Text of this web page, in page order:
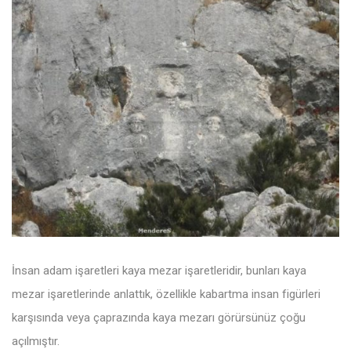
İnsan adam işaretleri kaya mezar işaretleridir, bunları kaya
mezar işaretlerinde anlattık, özellikle kabartma insan figürleri
karşısında veya çaprazında kaya mezarı görürsünüz çoğu
açılmıştır.